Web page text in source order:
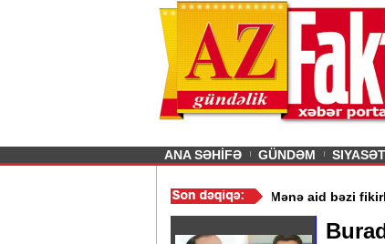
Previous
ANA SƏHİFƏ GÜNDƏM SIYASƏT
Şokolad alarkən nələrə diqqət etməliyik? - VİDEO /“Mənə aid